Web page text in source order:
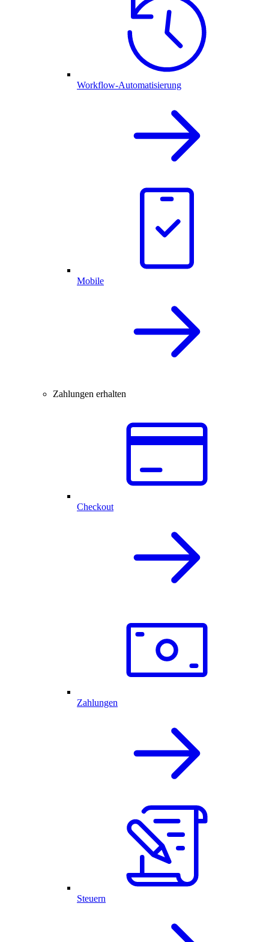
Workflow-Automatisierung
Mobile
Zahlungen erhalten
Checkout
Zahlungen
Steuern